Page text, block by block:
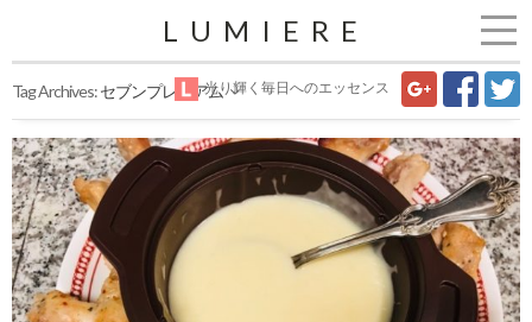
LUMIERE
光り輝く毎日へのエッセンス
Tag Archives:セブンプレミアム